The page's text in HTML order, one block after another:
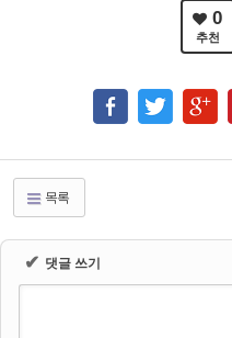
0
추천
목록
✔ 댓글 쓰기